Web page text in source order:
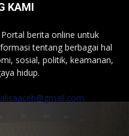
KAMI
Portal berita online untuk
tentang berbagai hal
sosial, politik, keamanan,
hidup.